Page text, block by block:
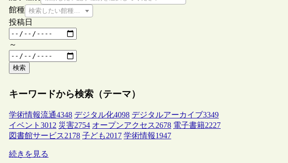
館種 検索したい館種を選択してください
投稿日
～
検索
キーワードから検索（テーマ）
学術情報流通4348 デジタル化4098 デジタルアーカイブ3349
イベント 3012 災害2754 オープンアクセス2678 電子書籍2227
図書館サービス2178 子ども2017 学術情報1947
続きを見る